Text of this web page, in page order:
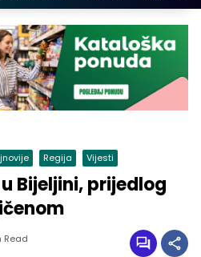
Regija Vijesti
Bijeljini, prijedlog
Read